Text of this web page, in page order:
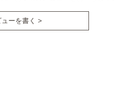
ューを書く >